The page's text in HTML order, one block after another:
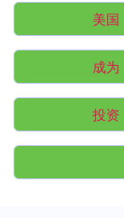
美国
成为
投资